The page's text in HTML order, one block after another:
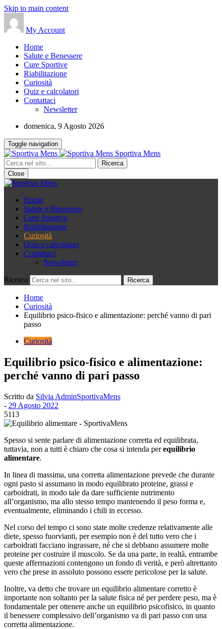
Skip to main content
My Account
Home
Salute e Benessere
Cure Sportive
Riabilitazione
Curiosità
Quiz e calcolatori
Contattaci
Newsletter
domenica, 9 Agosto 2026
Toggle navigation
Sportiva Mens
Close
Home
Salute e Benessere
Cure Sportive
Riabilitazione
Curiosità
Quiz e calcolatori
Contattaci
Newsletter
Ricerca
Home
Curiosità
Equilibrio psico-fisico e alimentazione: perché vanno di pari
passo
Curiosità
Equilibrio psico-fisico e alimentazione:
perché vanno di pari passo
Scritto da Silvia AdminSportivaMens
- 29 Agosto 2022
5113
Spesso si sente parlare di alimentazione corretta ed equilibrata,
tuttavia, non a tutti è chiaro che cosa si intenda perequilibrio
alimentare.
In linea di massima, una corretta alimentazione prevede che durante
ogni pasto si assumano in modo equilibrato proteine, grassi e
carboidrati, in modo tale da dare sufficiente nutrimento
all’organismo, ma allo stesso tempo mantenendo il peso forma e,
eventualmente, eliminando i chili in eccesso.
Nel corso del tempo ci sono state molte credenze relativamente alle
diete, spesso fuorvianti, per esempio non è del tutto vero che i
carboidrati facciano ingrassare, né che si debbano assumere molte
proteine per costruire il muscolo. Se da una parte, in realtà, entrambe
queste affermazioni contengono un fondo di verità, e però altrettanto
vero che prese in assoluto possono essere pericolose per la salute.
Inoltre, va detto che trovare un equilibrio alimentare corretto è
importante non soltanto per la salute fisica né per perdere peso, ma è
fondamentale per ottenere anche un equilibrio psicofisico, in quanto
il benessere complessivo dell’organismo va di pari passo con una
corretta alimentazione.